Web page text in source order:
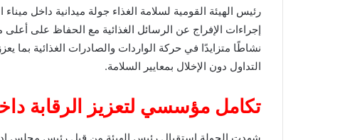
رئيس الهيئة القومية لسلامة الغذاء جولة ميدانية داخل
إجراءات الإفراج عن الرسائل الغذائية مع الحفاظ على
نشاطًا متزايدًا في حركة الواردات والصادرات الغذائية بما
التداول دون الإخلال بمعايير السلامة.
تكامل مؤسسي لتعزيز الرقابة